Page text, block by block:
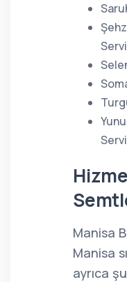
Manisa
Manisa
ayrıca